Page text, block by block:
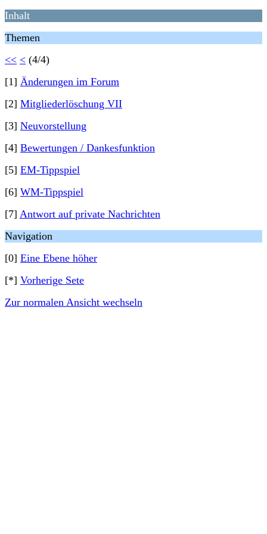
Inhalt
Themen
<< < (4/4)
[1] Änderungen im Forum
[2] Mitgliederlöschung VII
[3] Neuvorstellung
[4] Bewertungen / Dankesfunktion
[5] EM-Tippspiel
[6] WM-Tippspiel
[7] Antwort auf private Nachrichten
Navigation
[0] Eine Ebene höher
[*] Vorherige Sete
Zur normalen Ansicht wechseln